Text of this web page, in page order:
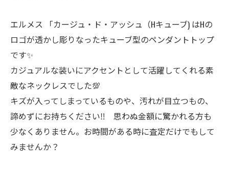
エルメス 「カージュ・ド・アッシュ（Hキューブ) はHの
ロゴが透かし彫りなったキューブ型のペンダントトップ
です✨
カジュアルな装いにアクセントとして活躍してくれる素
敵なネックレスでした💯
キズが入ってしまっているものや、汚れが目立つもの、
諦めずにお持ちください‼ 思わぬ金額に驚かれる方も
少なくありません。お時間がある時に査定だけでもして
みませんか？